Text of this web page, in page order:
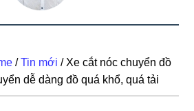
/ Tin mới /Xe cắt nóc chuyển đồ
dễ dàng đồ quá khổ, quá tải